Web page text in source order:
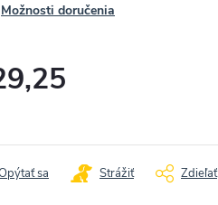
Možnosti doručenia
sa Strážiť Zdieľať